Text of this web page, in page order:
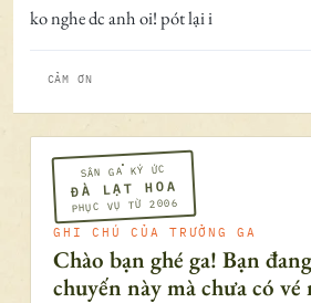
ko nghe dc anh oi! pót lại i
CẢM ƠN
SÂN GA KÝ ỨC
ĐÀ LẠT HOA
PHỤC VỤ TỪ 2006
GHI CHÚ CỦA TRƯỞNG GA
Chào bạn ghé ga! Bạn
chuyến này mà chưa có vé